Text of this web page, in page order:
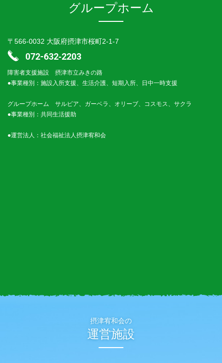
グループホーム
〒566-0032 大阪府摂津市桜町2-1-7
072-632‐2203
障害者支援施設 摂津市立みきの路
●事業種別：施設入所支援、生活介護、短期入所、日中一時支援
グループホーム サルビア、ガーベラ、オリーブ、コスモス、サクラ
●事業種別：共同生活援助
●運営法人：社会福祉法人摂津宥和会
摂津宥和会の
運営施設